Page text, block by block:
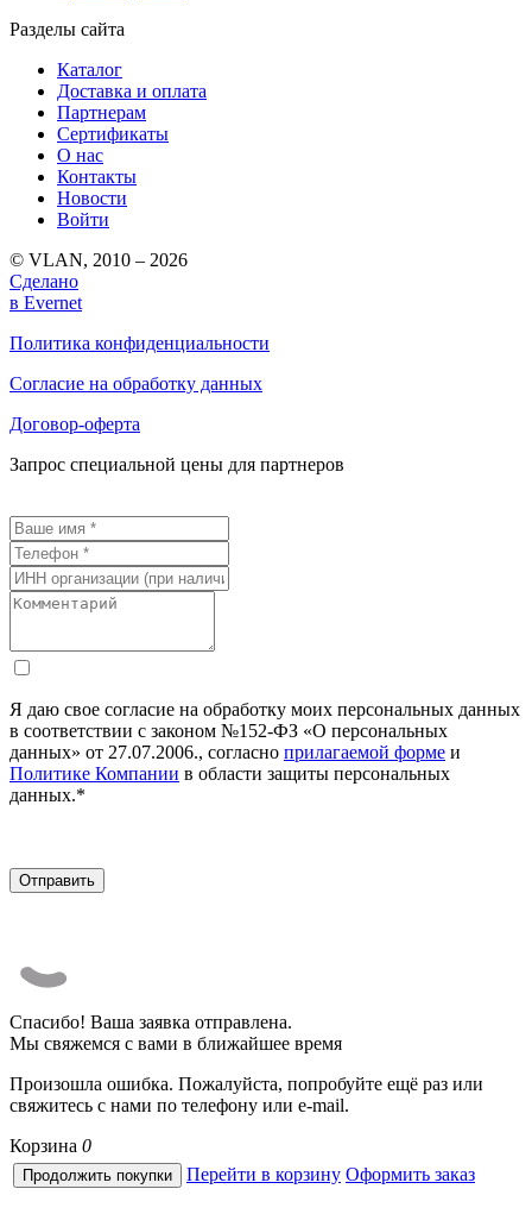
Разделы сайта
Каталог
Доставка и оплата
Партнерам
Сертификаты
О нас
Контакты
Новости
Войти
© VLAN, 2010 – 2026
Сделано
в Evernet
Политика конфиденциальности
Согласие на обработку данных
Договор-оферта
Запрос специальной цены для партнеров
Я даю свое согласие на обработку моих персональных данных
в соответствии с законом №152-ФЗ «О персональных
данных» от 27.07.2006., согласно прилагаемой форме и
Политике Компании в области защиты персональных
данных.*
Спасибо! Ваша заявка отправлена.
Мы свяжемся с вами в ближайшее время
Произошла ошибка. Пожалуйста, попробуйте ещё раз или
свяжитесь с нами по телефону или e-mail.
Корзина 0
Продолжить покупки Перейти в корзину Оформить заказ